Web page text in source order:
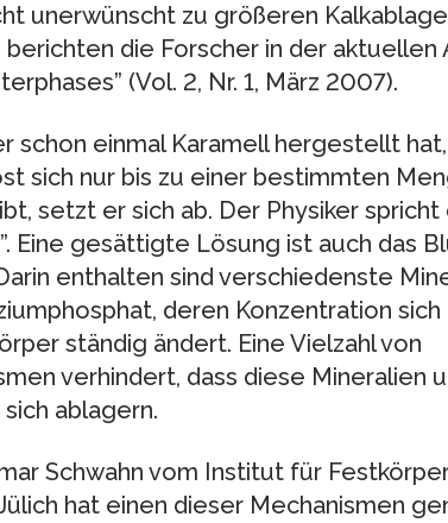
unerwünscht zu größeren
berichten die Forscher in der aktuellen
(Vol. 2, Nr. 1, März 2007).
schon einmal Karamell hergestellt
sich nur bis zu einer bestimmten
setzt er sich ab. Der Physiker spricht
Eine gesättigte Lösung ist auch das
enthalten sind verschiedenste
deren Konzentration
ständig ändert. Eine Vielzahl von
verhindert, dass diese Mineralien
ablagern.
Schwahn vom Institut für
hat einen dieser Mechanismen